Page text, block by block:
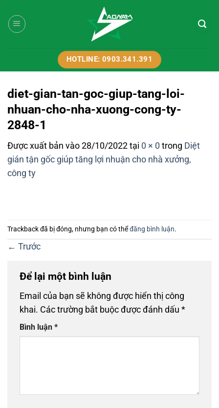
qua
nội
HOTLINE: 0903.341.391
diet-gian-tan-goc-giup-tang-loi-
nhuan-cho-nha-xuong-cong-ty-
2848-1
Được xuất bản vào 28/10/2022 tại 0 × 0 trong Diệt
gián tận gốc giúp tăng lợi nhuận cho nhà xưởng,
công ty
Trackback đã bị đóng, nhưng bạn có thểđăng bình luận.
← Trước
Để lại một bình luận
Email của bạn sẽ không được hiển thị công
khai. Các trường bắt buộc được đánh dấu *
Bình luận *